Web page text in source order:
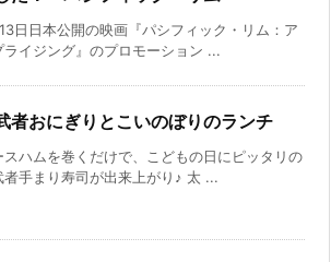
日日本公開の映画『パシフィック・リム：ア
ライジング』のプロモーション ...
者おにぎりとこいのぼりのランチ
スハムを巻くだけで、こどもの日にピッタリの
者手まり寿司が出来上がり♪ 太 ...